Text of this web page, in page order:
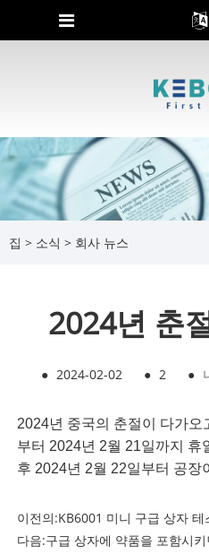
집 > 소식 > 회사 뉴스
2024년 춘
● 2024-02-02 ● 2 ●
2024년 중국의 춘절이 다가오
부터 2024년 2월 21일까지 휴
후 2024년 2월 22일부터 공장
이전의:KB6001 미니 구급 상자 테
다음:구급 상자에 약품을 포함시